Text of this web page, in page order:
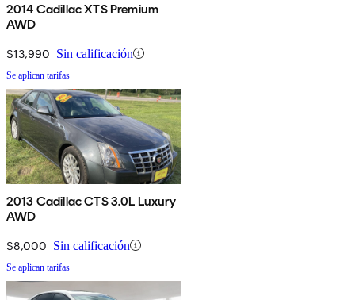
2014 Cadillac XTS Premium
AWD
$13,990 Sin calificación
Se aplican tarifas
2013 Cadillac CTS 3.0L Luxury
AWD
$8,000 Sin calificación
Se aplican tarifas